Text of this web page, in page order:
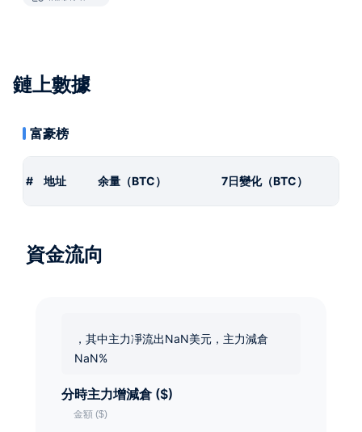
鏈上數據
富豪榜
# 地址 余量（BTC） 7日變化（BTC）
資金流向
，其中主力凈流出NaN美元，主力減倉
NaN%
分時主力增減倉 ($)